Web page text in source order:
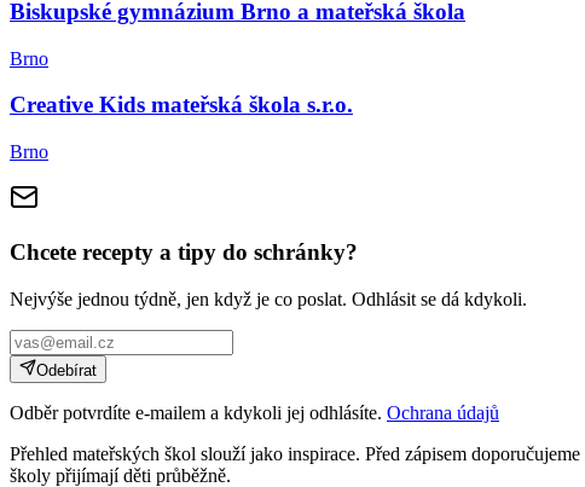
Biskupské gymnázium Brno a mateřská škola
Brno
Creative Kids mateřská škola s.r.o.
Brno
Chcete recepty a tipy do schránky?
Nejvýše jednou týdně, jen když je co poslat. Odhlásit se dá kdykoli.
Odebírat
Odběr potvrdíte e-mailem a kdykoli jej odhlásíte. Ochrana údajů
Přehled mateřských škol slouží jako inspirace. Před zápisem
školy přijímají děti průběžně.